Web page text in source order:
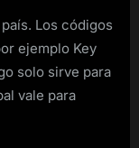
Los códigos
ejemplo Key
solo sirve para
vale para